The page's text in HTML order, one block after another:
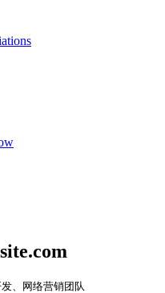
、网络营销团队